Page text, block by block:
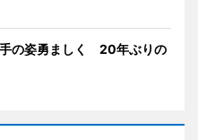
手の姿勇ましく 20年ぶりの